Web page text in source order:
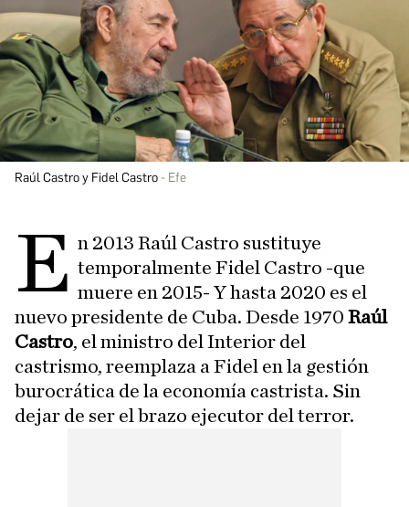
Raúl Castro y Fidel Castro Efe
E n 2013 Raúl Castro sustituye
temporalmente Fidel Castro -que
muere en 2015- Y hasta 2020 es el
nuevo presidente de Cuba. Desde 1970 Raúl
Castro, el ministro del Interior del
castrismo, reemplaza a Fidel en la gestión
burocrática de la economía castrista. Sin
dejar de ser el brazo ejecutor del terror.